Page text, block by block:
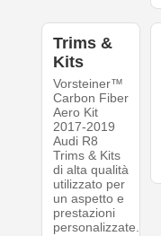
Trims &
Kits
Vorsteiner™
Carbon Fiber
Aero Kit
2017-2019
Audi R8
Trims & Kits
di alta qualità
utilizzato per
un aspetto e
prestazioni
personalizzate.